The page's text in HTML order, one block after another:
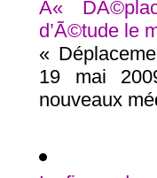
Â«
d’Ã©tude le
«
19 mai
nouveaux